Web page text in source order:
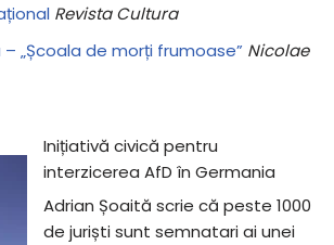
Revista Cultura
„Școala de morți frumoase” Nicolae
Inițiativă civică pentru
interzicerea AfD în Germania
Adrian Șoaită scrie că peste 1000
de juriști sunt semnatari ai unei